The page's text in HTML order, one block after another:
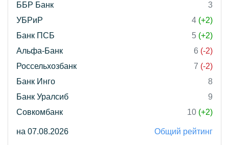
ББР Банк
3
УБРиР
4 (+2)
Банк ПСБ
5 (+2)
Альфа-Банк
6 (-2)
Россельхозбанк
7 (-2)
Банк Инго
8
Банк Уралсиб
9
Совкомбанк
10 (+2)
на 07.08.2026 Общий рейтинг